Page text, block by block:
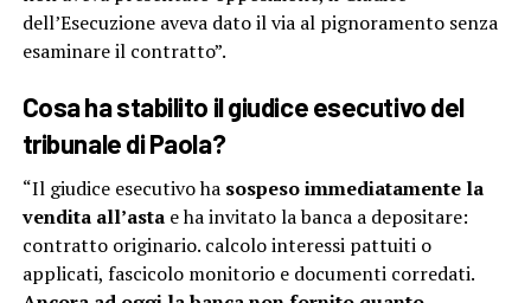
dell’Esecuzione aveva dato il via al pignoramento senza
esaminare il contratto”.
Cosa ha stabilito il giudice esecutivo del
tribunale di Paola?
“Il giudice esecutivo ha sospeso immediatamente la
vendita all’astae ha invitato la banca a depositare:
contratto originario. calcolo interessi pattuiti o
applicati, fascicolo monitorio e documenti corredati.